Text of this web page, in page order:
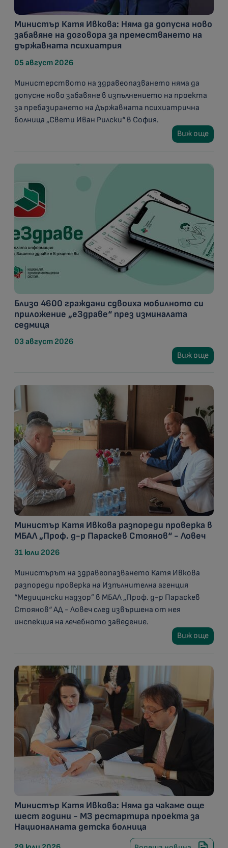
Министър Катя Ивкова: Няма да допусна ново
забавяне на договора за преместването на
държавната психиатрия
05 август 2026
Министерството на здравеопазването няма да
допусне ново забавяне в изпълнението на проекта
за пребазирането на Държавната психиатрична
болница „Свети Иван Рилски“ в София.
Виж още
Близо 4600 граждани сдвоиха мобилното си
приложение „еЗдраве“ през изминалата
седмица
03 август 2026
Виж още
Министър Катя Ивкова разпореди проверка в
МБАЛ „Проф. д-р Параскев Стоянов“ - Ловеч
31 юли 2026
Министърът на здравеопазването Катя Ивкова
разпореди проверка на Изпълнителна агенция
“Медицински надзор” в МБАЛ „Проф. д-р Параскев
Стоянов“ АД - Ловеч след извършена от нея
инспекция на лечебното заведение.
Виж още
Министър Катя Ивкова: Няма да чакаме още
шест години - МЗ рестартира проекта за
Националната детска болница